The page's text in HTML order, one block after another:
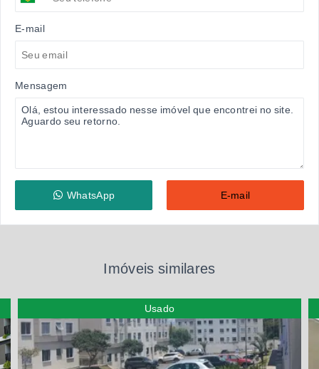
E-mail
Mensagem
WhatsApp E-mail
Imóveis similares
Usado